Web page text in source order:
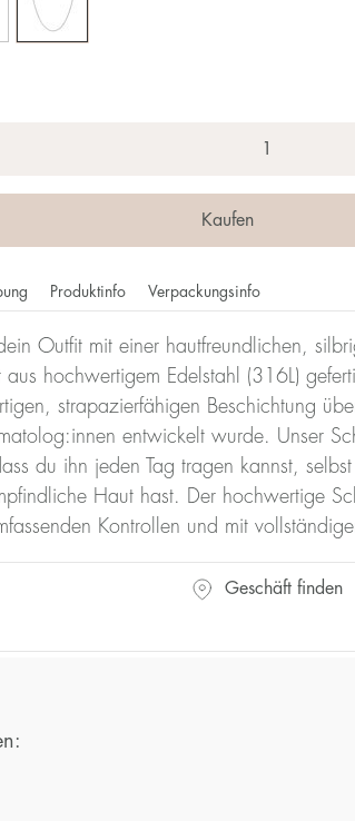
Produktinfo Verpackungsinfo
Outfit mit einer hautfreundlichen,
aus hochwertigem Edelstahl (316L)
strapazierfähigen Beschichtung
entwickelt wurde. Unser
du ihn jeden Tag tragen kannst,
Haut hast. Der hochwertige
Kontrollen und mit
Geschäft finden